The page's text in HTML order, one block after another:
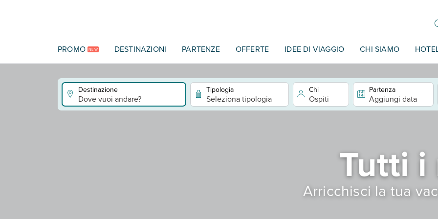
PROMO NEW DESTINAZIONI PARTENZE OFFERTE IDEE DI VIAGGIO CHI SIAMO
Destinazione
Dove vuoi andare?
Tipologia
Seleziona tipologia
Chi
Ospiti
Partenza
Aggiungi data
Tutti i
Arricchisci la tua